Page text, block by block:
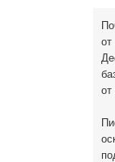
от
от